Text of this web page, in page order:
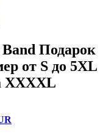
Подарок
от S до 5XL
XXXXL